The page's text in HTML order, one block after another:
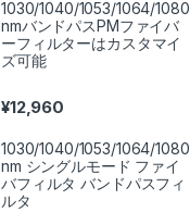
1030/1040/1053/1064/1080
nmバンドパスPMファイバ
ーフィルターはカスタマイ
ズ可能
¥12,960
1030/1040/1053/1064/1080
nm シングルモード ファイ
バフィルタ バンドパスフィ
ルタ